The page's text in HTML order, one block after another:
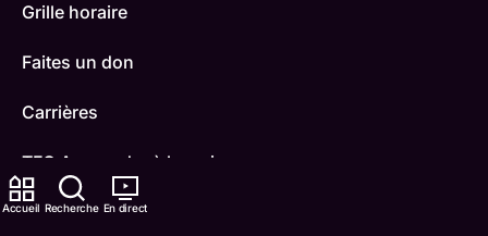
Accueil Recherche En direct
Grille horaire
Faites un don
Carrières
TFO Apprendre à la maison
Comment nous capter